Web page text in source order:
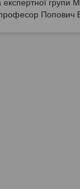
експертної групи
Попович